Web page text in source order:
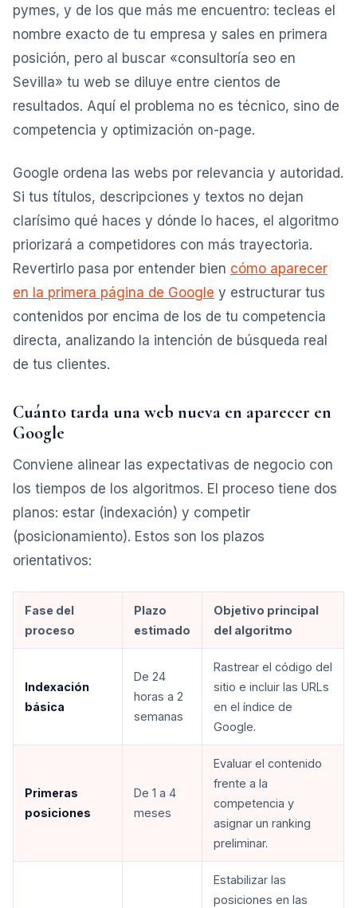
pymes, y de los que más me encuentro: tecleas el
nombre exacto de tu empresa y sales en primera
posición, pero al buscar «consultoría seo en
Sevilla» tu web se diluye entre cientos de
resultados. Aquí el problema no es técnico, sino de
competencia y optimización on-page.
Google ordena las webs por relevancia y autoridad.
Si tus títulos, descripciones y textos no dejan
clarísimo qué haces y dónde lo haces, el algoritmo
priorizará a competidores con más trayectoria.
Revertirlo pasa por entender bien cómo aparecer
en la primera página de Google y estructurar tus
contenidos por encima de los de tu competencia
directa, analizando la intención de búsqueda real
de tus clientes.
Cuánto tarda una web nueva en aparecer en
Google
Conviene alinear las expectativas de negocio con
los tiempos de los algoritmos. El proceso tiene dos
planos: estar (indexación) y competir
(posicionamiento). Estos son los plazos
orientativos:
Fase del
proceso
Plazo
estimado
Objetivo principal
del algoritmo
Indexación
básica
De 24
horas a 2
semanas
Rastrear el código del
sitio e incluir las URLs
en el índice de
Google.
Primeras
posiciones
De 1 a 4
meses
Evaluar el contenido
frente a la
competencia y
asignar un ranking
preliminar.
Estabilizar las
posiciones en las